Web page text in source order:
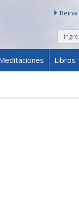
Reina
buscar
content
Libros